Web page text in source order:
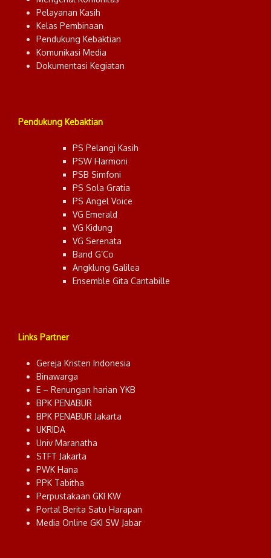
Pelayanan Kasih
Kelas Pembinaan
Pendukung Kebaktian
Komunikasi Media
Dokumentasi Kegiatan
Pendukung Kebaktian
PS Pelangi Kasih
PSW Harmoni
PSB Simfoni
PS Sola Gratia
PS Angel Voice
VG Emerald
VG Kidung
VG Serenata
Band G’Co
Angklung Galilea
Ensemble Gita Cantabille
Links Partner
Gereja Kristen Indonesia
Binawarga
E – Renungan harian YKB
BPK PENABUR
BPK PENABUR Jakarta
UKRIDA
Univ Maranatha
STFT Jakarta
PWK Hana
PPK Tabitha
Perpustakaan GKI KW
Portal Berita Satu Harapan
Media Online GKI SW Jabar